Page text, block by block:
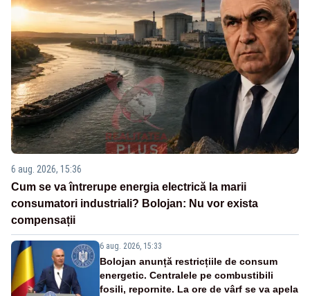
6 aug. 2026, 15:36
Cum se va întrerupe energia electrică la marii
consumatori industriali? Bolojan: Nu vor exista
compensații
6 aug. 2026, 15:33
Bolojan anunță restricțiile de consum
energetic. Centralele pe combustibili
fosili, repornite. La ore de vârf se va apela